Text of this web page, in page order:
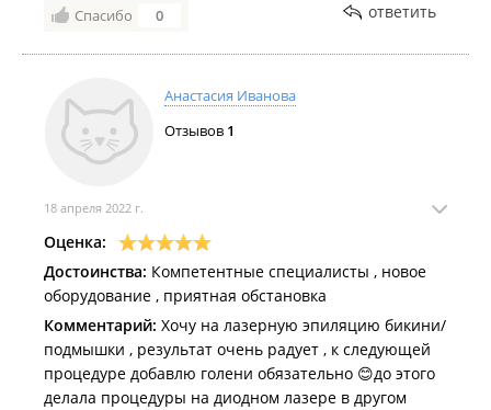
Спасибо 0 ответить
Анастасия Иванова
Отзывов 1
18 апреля 2022 г.
Оценка:
Достоинства: Компетентные специалисты , новое
оборудование , приятная обстановка
Комментарий: Хочу на лазерную эпиляцию бикини/
подмышки , результат очень радует , к следующей
процедуре добавлю голени обязательно 😊до этого
делала процедуры на диодном лазере в другом